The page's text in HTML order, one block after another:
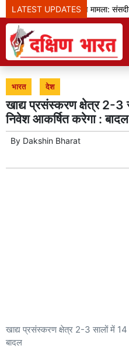
LATEST UPDATES
प्रधानमंत्री का भाषण मामला:
भारत देश
खाद्य प्रसंस्करण क्षेत्र 2-3
निवेश आकर्षित करेगा : बादल
By Dakshin Bharat
खाद्य प्रसंस्करण क्षेत्र 2-3 सालों में
बादल